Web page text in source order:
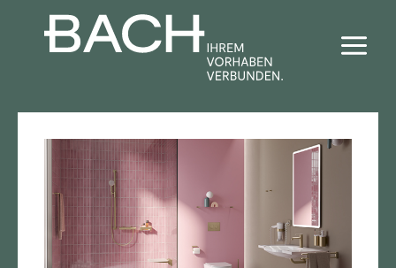
Bad + Sanitär Fliesen Haustechnik
Baustoffe Förderrechner